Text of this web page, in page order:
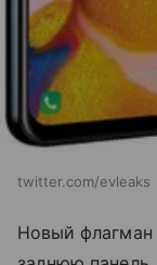
twitter.com/evleaks
Новый флагман